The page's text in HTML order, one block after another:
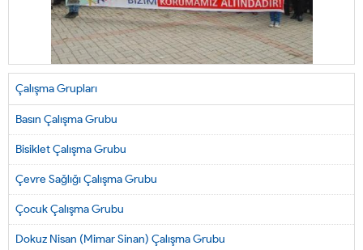
Çalışma Grupları
Basın Çalışma Grubu
Bisiklet Çalışma Grubu
Çevre Sağlığı Çalışma Grubu
Çocuk Çalışma Grubu
Dokuz Nisan (Mimar Sinan) Çalışma Grubu